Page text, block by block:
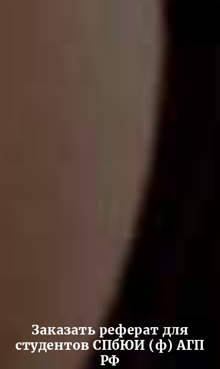
Заказать реферат для
студентов СПбЮИ (ф) АГП
РФ